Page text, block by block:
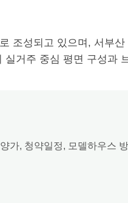
조성되고 있으며, 서부
거주 중심 평면 구성과
가, 청약일정, 모델하우스